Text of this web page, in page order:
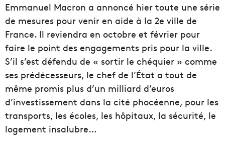
Emmanuel Macron a annoncé hier toute une série
de mesures pour venir en aide à la 2e ville de
France. Il reviendra en octobre et février pour
faire le point des engagements pris pour la ville.
S’il s’est défendu de « sortir le chéquier » comme
ses prédécesseurs, le chef de l’État a tout de
même promis plus d’un milliard d’euros
d’investissement dans la cité phocéenne, pour les
transports, les écoles, les hôpitaux, la sécurité, le
logement insalubre…